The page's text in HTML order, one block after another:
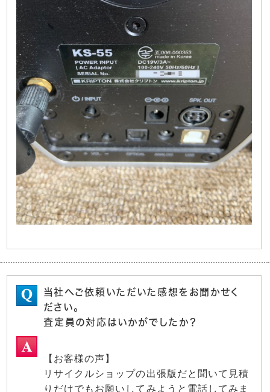
当社へご依頼いただいた感想をお聞かせく
ださい。
査定員の対応はいかがでしたか？
【お客様の声】
リサイクルショップの出張版だと聞いて見積
りだけでもお願いしてみようと電話してみま